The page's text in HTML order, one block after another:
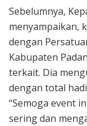
Sebelumnya,
menyampaikan,
dengan
Kabupaten
terkait. Dia
dengan total
“Semoga event
sering dan